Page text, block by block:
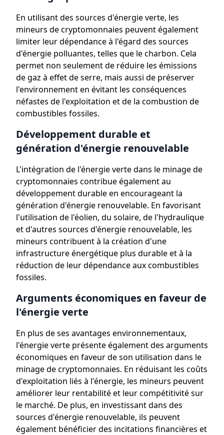
En utilisant des sources d'énergie verte, les
mineurs de cryptomonnaies peuvent également
limiter leur dépendance à l'égard des sources
d'énergie polluantes, telles que le charbon. Cela
permet non seulement de réduire les émissions
de gaz à effet de serre, mais aussi de préserver
l'environnement en évitant les conséquences
néfastes de l'exploitation et de la combustion de
combustibles fossiles.
Développement durable et
génération d'énergie renouvelable
L'intégration de l'énergie verte dans le minage de
cryptomonnaies contribue également au
développement durable en encourageant la
génération d'énergie renouvelable. En favorisant
l'utilisation de l'éolien, du solaire, de l'hydraulique
et d'autres sources d'énergie renouvelable, les
mineurs contribuent à la création d'une
infrastructure énergétique plus durable et à la
réduction de leur dépendance aux combustibles
fossiles.
Arguments économiques en faveur de
l'énergie verte
En plus de ses avantages environnementaux,
l'énergie verte présente également des arguments
économiques en faveur de son utilisation dans le
minage de cryptomonnaies. En réduisant les coûts
d'exploitation liés à l'énergie, les mineurs peuvent
améliorer leur rentabilité et leur compétitivité sur
le marché. De plus, en investissant dans des
sources d'énergie renouvelable, ils peuvent
également bénéficier des incitations financières et